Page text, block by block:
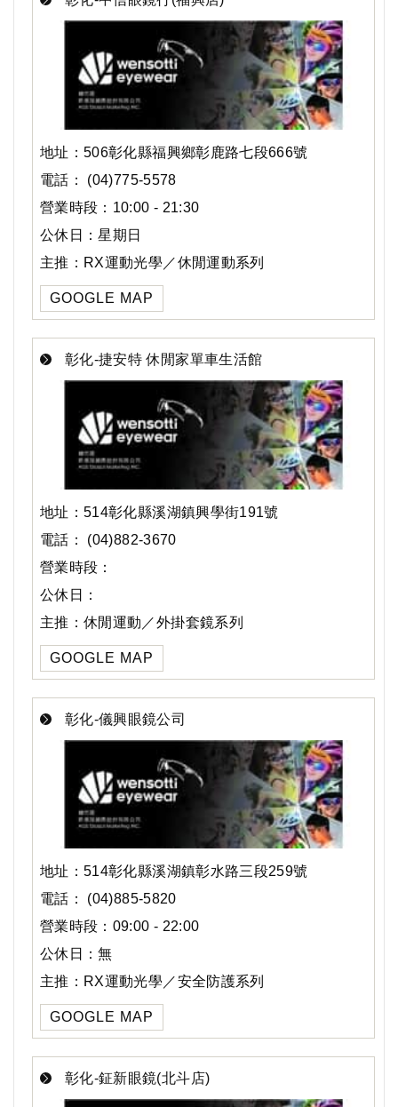
地址：506彰化縣福興鄉彰鹿路七段666號
電話： (04)775-5578
營業時段：10:00 - 21:30
公休日：星期日
主推：RX運動光學／休閒運動系列
GOOGLE MAP
彰化-捷安特 休閒家單車生活館
地址：514彰化縣溪湖鎮興學街191號
電話： (04)882-3670
營業時段：
公休日：
主推：休閒運動／外掛套鏡系列
GOOGLE MAP
彰化-儀興眼鏡公司
地址：514彰化縣溪湖鎮彰水路三段259號
電話： (04)885-5820
營業時段：09:00 - 22:00
公休日：無
主推：RX運動光學／安全防護系列
GOOGLE MAP
彰化-鉦新眼鏡(北斗店)